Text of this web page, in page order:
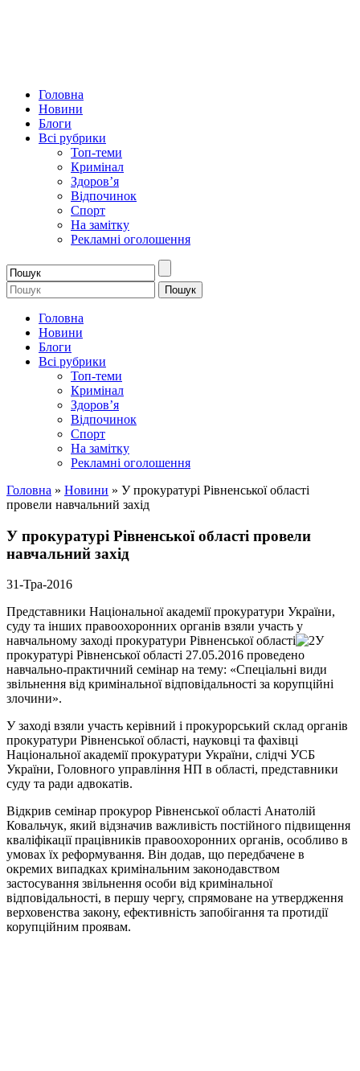
Головна
Новини
Блоги
Всі рубрики
Топ-теми
Кримінал
Здоров’я
Відпочинок
Спорт
На замітку
Рекламні оголошення
Головна
Новини
Блоги
Всі рубрики
Топ-теми
Кримінал
Здоров’я
Відпочинок
Спорт
На замітку
Рекламні оголошення
Головна » Новини » У прокуратурі Рівненської області
провели навчальний захід
У прокуратурі Рівненської області провели
навчальний захід
31-Тра-2016
Представники Національної академії прокуратури України,
суду та інших правоохоронних органів взяли участь у
навчальному заході прокуратури Рівненської області
У
прокуратурі Рівненської області 27.05.2016 проведено
навчально-практичний семінар на тему: «Спеціальні види
звільнення від кримінальної відповідальності за корупційні
злочини».
У заході взяли участь керівний і прокурорський склад органів
прокуратури Рівненської області, науковці та фахівці
Національної академії прокуратури України, слідчі УСБ
України, Головного управління НП в області, представники
суду та ради адвокатів.
Відкрив семінар прокурор Рівненської області Анатолій
Ковальчук, який відзначив важливість постійного підвищення
кваліфікації працівників правоохоронних органів, особливо в
умовах їх реформування. Він додав, що передбачене в
окремих випадках кримінальним законодавством
застосування звільнення особи від кримінальної
відповідальності, в першу чергу, спрямоване на утвердження
верховенства закону, ефективність запобігання та протидії
корупційним проявам.